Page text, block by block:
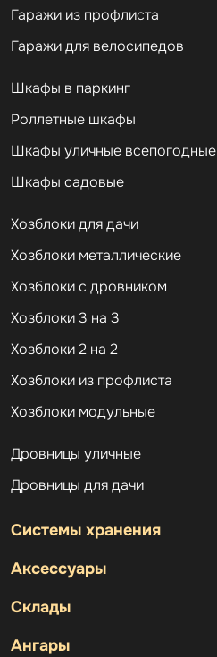
Гаражи из профлиста
Гаражи для велосипедов
Шкафы в паркинг
Роллетные шкафы
Шкафы уличные всепогодные
Шкафы садовые
Хозблоки для дачи
Хозблоки металлические
Хозблоки с дровником
Хозблоки 3 на 3
Хозблоки 2 на 2
Хозблоки из профлиста
Хозблоки модульные
Дровницы уличные
Дровницы для дачи
Системы хранения
Аксессуары
Склады
Ангары